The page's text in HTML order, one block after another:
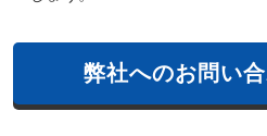
弊社へのお問い